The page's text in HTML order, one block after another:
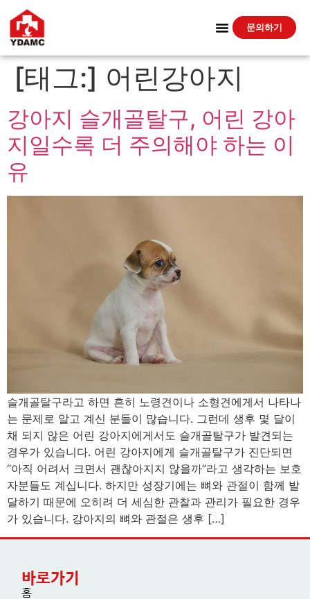
문의하기
[태그:] 어린강아지
강아지 슬개골탈구, 어린 강아
지일수록 더 주의해야 하는 이
유
슬개골탈구라고 하면 흔히 노령견이나 소형견에게서 나타나
는 문제로 알고 계신 분들이 많습니다. 그런데 생후 몇 달이
채 되지 않은 어린 강아지에게서도 슬개골탈구가 발견되는
경우가 있습니다. 어린 강아지에게 슬개골탈구가 진단되면
“아직 어려서 크면서 괜찮아지지 않을까”라고 생각하는 보호
자분들도 계십니다. 하지만 성장기에는 뼈와 관절이 함께 발
달하기 때문에 오히려 더 세심한 관찰과 관리가 필요한 경우
가 있습니다. 강아지의 뼈와 관절은 생후 […]
바로가기
홈